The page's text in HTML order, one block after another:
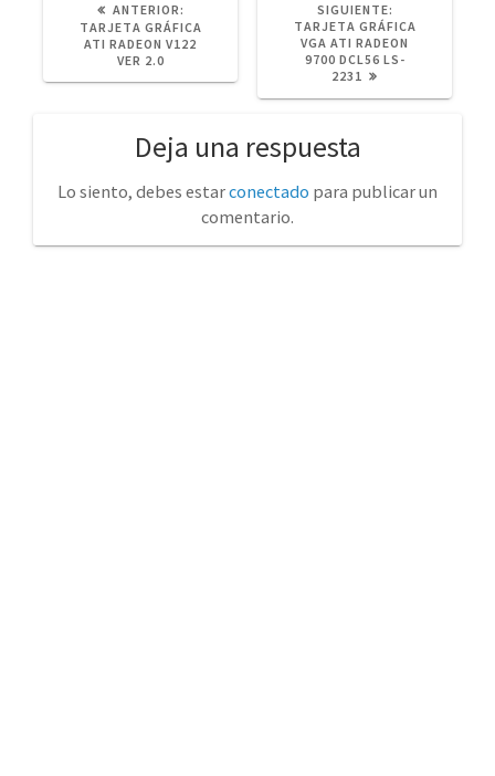
ANTERIOR:
ANTERIOR:
TARJETA GRÁFICA
ATI RADEON V122
VER 2.0
SIGUIENTE:
POST:
TARJETA GRÁFICA
VGA ATI RADEON
9700 DCL56 LS-
2231
Deja una respuesta
Lo siento, debes estarconectado para publicar un
comentario.